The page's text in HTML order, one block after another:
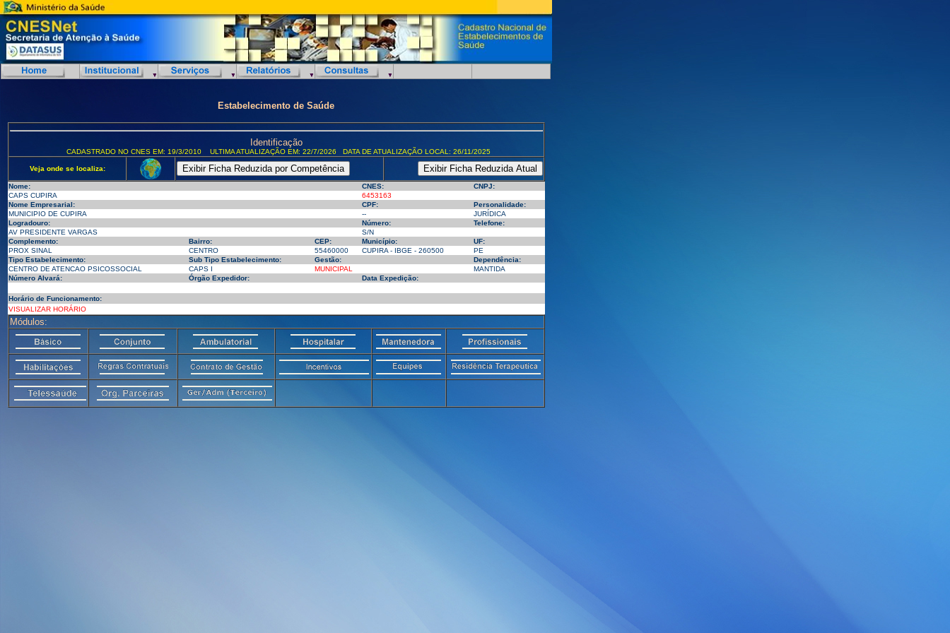
Estabelecimento de Saúde
Identificação
CADASTRADO NO CNES EM: 19/3/2010 ULTIMA ATUALIZAÇÃO EM: 22/7/2026 DATA DE ATUALIZAÇÃO LOCAL: 26/11/2025
Veja onde se localiza:
Nome: CNES:
CNPJ:
CAPS CUPIRA
6453163
Nome Empresarial:
CPF:
Personalidade:
MUNICIPIO DE CUPIRA
--
JURÍDICA
Logradouro:
Número:
Telefone:
AV PRESIDENTE VARGAS
S/N
Complemento:
Bairro: CEP: Município:
UF:
PROX SINAL
CENTRO 55460000 CUPIRA - IBGE - 260500
PE
Tipo Estabelecimento:
Sub Tipo Estabelecimento: Gestão:
Dependência:
CENTRO DE ATENCAO PSICOSSOCIAL
CAPS I MUNICIPAL
MANTIDA
Número Alvará:
Órgão Expedidor: Data Expedição:
Horário de Funcionamento:
VISUALIZAR HORÁRIO
Módulos: